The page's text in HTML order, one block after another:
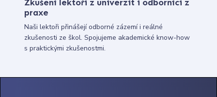
Zkušení lektoři z univerzit i odborníci z
praxe
Naši lektoři přinášejí odborné zázemí i reálné
zkušenosti ze škol. Spojujeme akademické know-how
s praktickými zkušenostmi.